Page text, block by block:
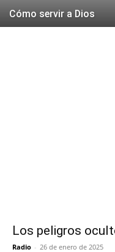
Cómo servir a Dios
Los peligros
Radio - 26 de enero de 2025